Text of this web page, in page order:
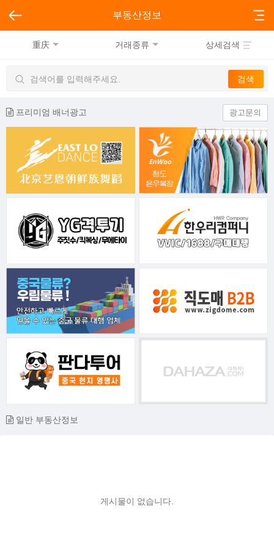
부동산정보
重庆 거래종류 상세검색
프리미엄 배너광고 광고문의
일반 부동산정보
게시물이 없습니다.